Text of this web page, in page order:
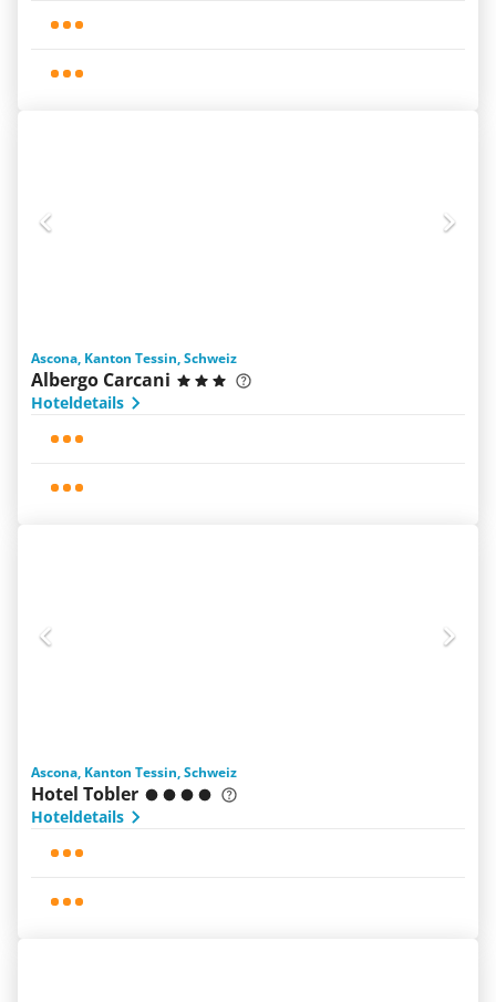
Ascona, Kanton Tessin, Schweiz
Albergo Carcani
Hoteldetails
Ascona, Kanton Tessin, Schweiz
Hotel Tobler
Hoteldetails